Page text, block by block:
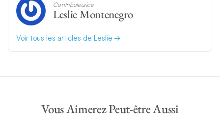
Contributeurice
Leslie Montenegro
Voir tous les articles de Leslie
Vous Aimerez Peut-être Aussi